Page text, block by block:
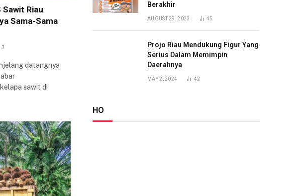
Riau
Sama-Sama
3
datangnya
sawit di
Berakhir
AUGUST 29, 2023 45
Projo Riau Mendukung Figur Yang
Serius Dalam Memimpin
Daerahnya
MAY 2, 2024 42
HO